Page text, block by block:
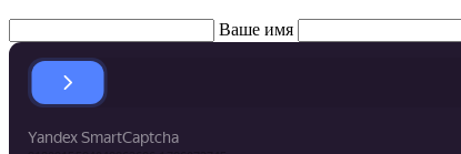
Ваше имя